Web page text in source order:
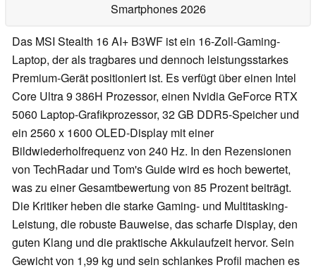
Smartphones 2026
Das MSI Stealth 16 AI+ B3WF ist ein 16-Zoll-Gaming-
Laptop, der als tragbares und dennoch leistungsstarkes
Premium-Gerät positioniert ist. Es verfügt über einen Intel
Core Ultra 9 386H Prozessor, einen Nvidia GeForce RTX
5060 Laptop-Grafikprozessor, 32 GB DDR5-Speicher und
ein 2560 x 1600 OLED-Display mit einer
Bildwiederholfrequenz von 240 Hz. In den Rezensionen
von TechRadar und Tom's Guide wird es hoch bewertet,
was zu einer Gesamtbewertung von 85 Prozent beiträgt.
Die Kritiker heben die starke Gaming- und Multitasking-
Leistung, die robuste Bauweise, das scharfe Display, den
guten Klang und die praktische Akkulaufzeit hervor. Sein
Gewicht von 1,99 kg und sein schlankes Profil machen es